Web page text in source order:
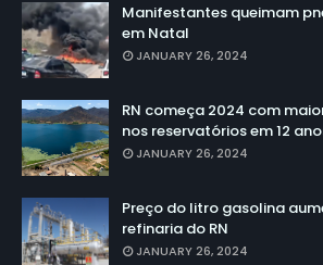
Manifestantes queimam
em Natal
JANUARY 26, 2024
RN começa 2024 com
nos reservatórios em 12
JANUARY 26, 2024
Preço do litro gasolina
refinaria do RN
JANUARY 26, 2024